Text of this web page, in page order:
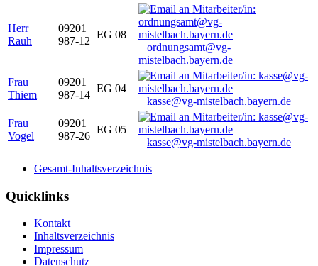
Herr
Rauh
09201
987-12
EG 08
ordnungsamt@vg-
mistelbach.bayern.de
Frau
Thiem
09201
987-14
EG 04
kasse@vg-mistelbach.bayern.de
Frau
Vogel
09201
987-26
EG 05
kasse@vg-mistelbach.bayern.de
Gesamt-Inhaltsverzeichnis
Quicklinks
Kontakt
Inhaltsverzeichnis
Impressum
Datenschutz